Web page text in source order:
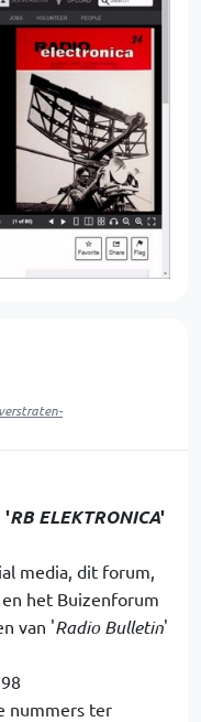
'RB ELEKTRONICA'
media, dit forum,
het Buizenforum
van 'Radio Bulletin'
nummers ter